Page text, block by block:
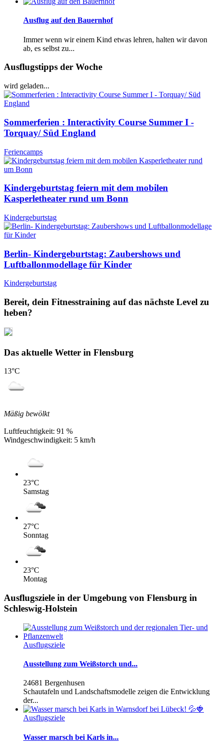
Ausflug auf den Bauernhof
Immer wenn wir einem Kind etwas lehren, halten wir davon
ab, es selbst zu...
Ausflugstipps der Woche
wird geladen...
Sommerferien : Interactivity Course Summer I -
Torquay/ Süd England
Feriencamps
Kindergeburtstag feiern mit dem mobilen
Kasperletheater rund um Bonn
Kindergeburtstag
Berlin- Kindergeburtstag: Zaubershows und
Luftballonmodellage für Kinder
Kindergeburtstag
Bereit, dein Fitnesstraining auf das nächste Level zu
heben?
Das aktuelle Wetter in Flensburg
13°C
Mäßig bewölkt
Luftfeuchtigkeit: 91 %
Windgeschwindigkeit: 5 km/h
23°C
Samstag
27°C
Sonntag
23°C
Montag
Ausflugsziele in der Umgebung von Flensburg in
Schleswig-Holstein
Ausflugsziele
Ausstellung zum Weißstorch und...
24681 Bergenhusen
Schautafeln und Landschaftsmodelle zeigen die Entwicklung
der...
Ausflugsziele
Wasser marsch bei Karls in...